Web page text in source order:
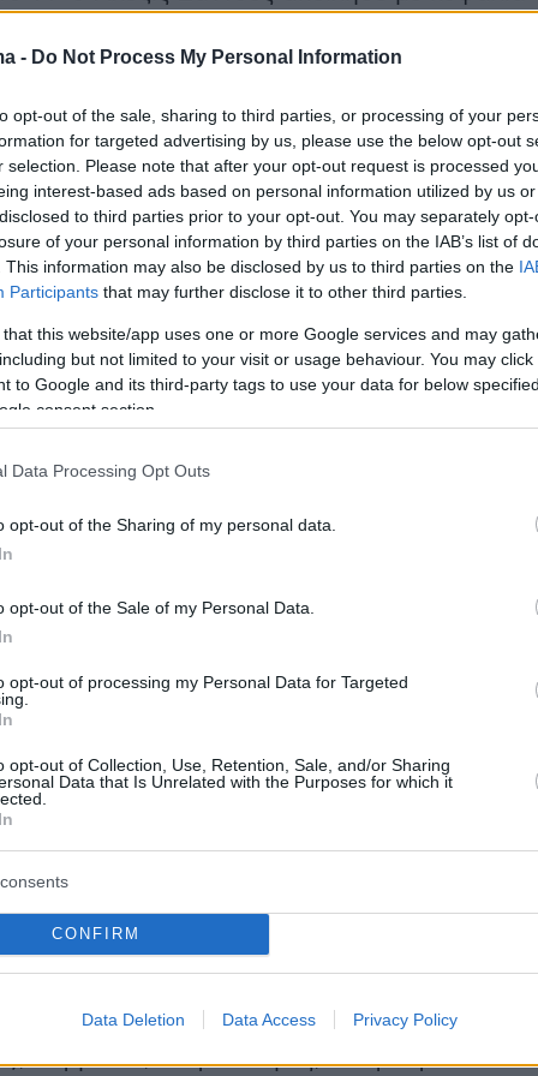
- Do Not Process My Personal Information
opt-out of the sale, sharing to third parties, or processing of your
for targeted advertising by us, please use the below opt-out
selection. Please note that after your opt-out request is processed
interest-based ads based on personal information utilized by us
to third parties prior to your opt-out. You may separately
of your personal information by third parties on the IAB’s list of
This information may also be disclosed by us to third parties on the
Participants that may further disclose it to other third parties.
that this website/app uses one or more Google services and may
but not limited to your visit or usage behaviour. You may
to Google and its third-party tags to use your data for below
consent section.
Data Processing Opt Outs
opt-out of the Sharing of my personal data.
opt-out of the Sale of my Personal Data.
opt-out of processing my Personal Data for Targeted
opt-out of Collection, Use, Retention, Sale, and/or Sharing
Data that Is Unrelated with the Purposes for which it
CONFIRM
Data Deletion Data Access Privacy Policy
με την βολίδα του Βιδάλ να τραντάζει
στα πέναλτι, όπου ναι μεν ο Μπράβο
σωστές γωνίες, αλλά και οι Κουαρέσμα,
είχαν πολύ άσχημες εμπνεύσεις και ειδικά
επιτρέποντας στους Χιλιανούς να
το τρόπαιο απέναντι στον νικητή του άλλου
της Πέμπτης (Γερμανία-Μεξικό).
2
0-3
Μπράβο)
Ελισέου, Σεντρίκ Σοάρες, Αντριέν Σίλβα
Καρβάλιο, Αντρέ Γκόμες, Μπερνάρντο